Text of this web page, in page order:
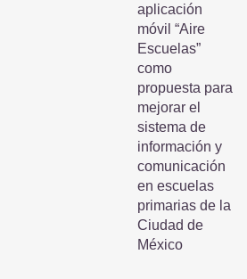
aplicación
móvil “Aire
Escuelas”
como
propuesta para
mejorar el
sistema de
información y
comunicación
en escuelas
primarias de la
Ciudad de
México